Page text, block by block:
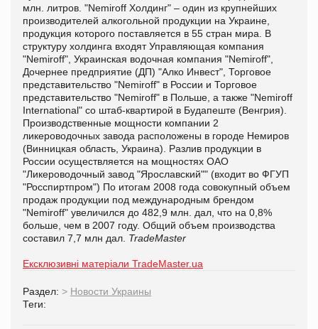
млн. литров. "Nemiroff Холдинг" – один из крупнейших
производителей алкогольной продукции на Украине,
продукция которого поставляется в 55 стран мира. В
структуру холдинга входят Управляющая компания
"Nemiroff", Украинская водочная компания "Nemіroff",
Дочернее предприятие (ДП) "Алко Инвест", Торговое
представительство "Nemіroff" в России и Торговое
представительство "Nemіroff" в Польше, а также "Nemiroff
International" со штаб-квартирой в Будапеште (Венгрия).
Производственные мощности компании 2
ликероводочных завода расположены в городе Немиров
(Винницкая область, Украина). Разлив продукции в
России осуществляется на мощностях ОАО
"Ликероводочный завод "Ярославский"" (входит во ФГУП
"Росспиртпром") По итогам 2008 года совокупный объем
продаж продукции под международным брендом
"Nemiroff" увеличился до 482,9 млн. дал, что на 0,8%
больше, чем в 2007 году. Общий объем производства
составил 7,7 млн дал. TradeMaster
Ексклюзивні матеріали TradeMaster.ua
Раздел: > Новости Украины
Теги: